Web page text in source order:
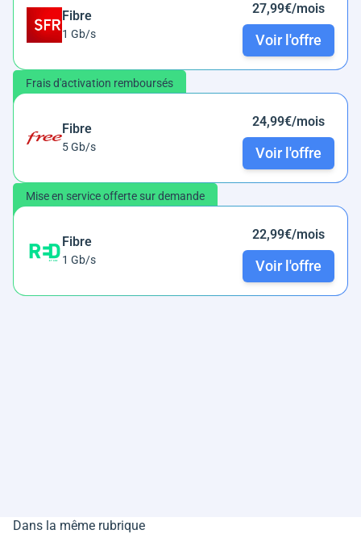
Fibre
1 Gb/s
27,99€/mois
Voir l'offre
Frais d'activation remboursés
Fibre
5 Gb/s
24,99€/mois
Voir l'offre
Mise en service offerte sur demande
Fibre
1 Gb/s
22,99€/mois
Voir l'offre
Dans la même rubrique